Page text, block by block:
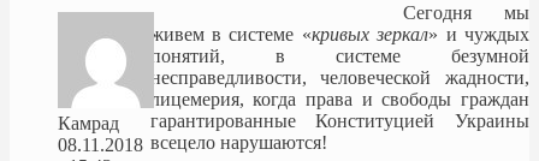
Сегодня мы
живем в системе «кривых зеркал» и чуждых
понятий, в системе безумной
несправедливости, человеческой жадности,
лицемерия, когда права и свободы граждан
гарантированные Конституцией Украины
всецело нарушаются!
Камрад
08.11.2018